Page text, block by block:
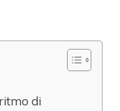
di